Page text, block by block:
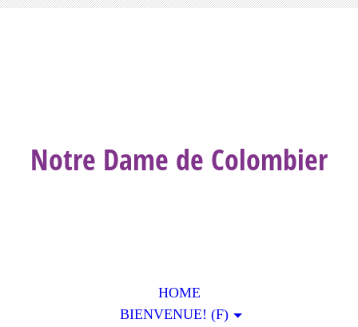
Notre Dame de Colombier
HOME
BIENVENUE! (F)